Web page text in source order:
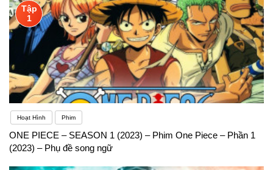
Tập
1
Hoạt Hình Phim
ONE PIECE – SEASON 1 (2023) – Phim One Piece – Phần 1
(2023) – Phụ đề song ngữ